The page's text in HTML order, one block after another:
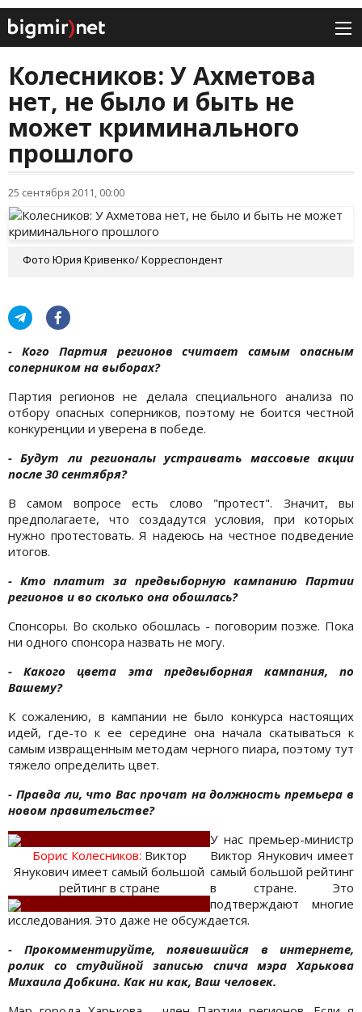
Колесникoв: У Ахметова
нет, не было и быть не
может криминального
прошлого
25 сентября 2011, 00:00
Фото Юрия Кривенко/ Корреспондент
- Кого Партия регионов считает самым опасным
соперником на выборах?
Партия регионов не делала специального анализа по
отбору опасных соперников, поэтому не боится честной
конкуренции и уверена в победе.
- Будут ли регионалы устраивать массовые акции
после 30 сентября?
В самом вопросе есть слово "протест". Значит, вы
предполагаете, что создадутся условия, при которых
нужно протестовать. Я надеюсь на честное подведение
итогов.
- Кто платит за предвыборную кампанию Партии
регионов и во сколько она обошлась?
Спонсоры. Во сколько обошлась - поговорим позже. Пока
ни одного спонсора назвать не могу.
- Какого цвета эта предвыборная кампания, по
Вашему?
К сожалению, в кампании не было конкурса настоящих
идей, где-то к ее середине она начала скатываться к
самым извращенным методам черного пиара, поэтому тут
тяжело определить цвет.
- Правда ли, что Вас прочат на должность премьера в
новом правительстве?
Борис Колесникoв: Виктор
Янукович имеет самый большой
рейтинг в стране
У нас премьер-министр
Виктор Янукович имеет
самый большой рейтинг
в стране. Это
подтверждают многие
исследования. Это даже не обсуждается.
- Прокомментируйте, появившийся в интернете,
ролик со студийной записью спича мэра Харькова
Михаила Добкина. Как ни как, Ваш человек.